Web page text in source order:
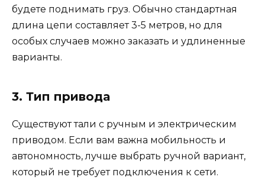
будете поднимать груз. Обычно стандартная
длина цепи составляет 3-5 метров, но для
особых случаев можно заказать и удлиненные
варианты.
3. Тип привода
Существуют тали с ручным и электрическим
приводом. Если вам важна мобильность и
автономность, лучше выбрать ручной вариант,
который не требует подключения к сети.